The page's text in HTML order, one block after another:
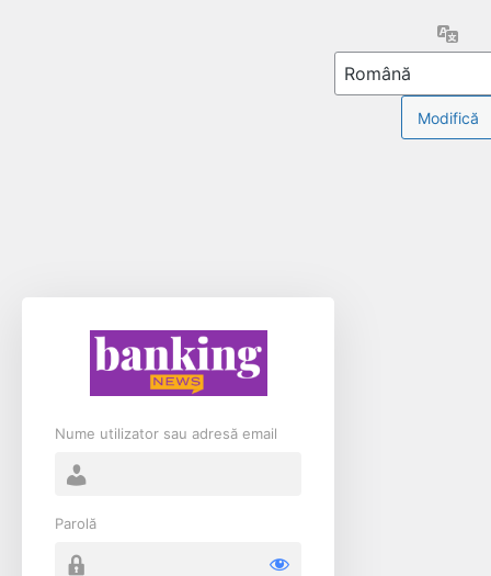
Nume utilizator sau adresă email
Parolă